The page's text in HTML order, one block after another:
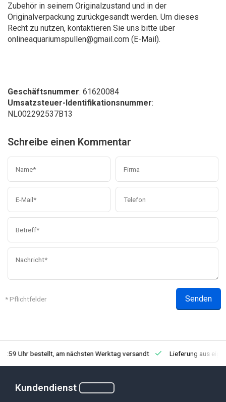
Zubehör in seinem Originalzustand und in der
Originalverpackung zurückgesandt werden. Um dieses
Recht zu nutzen, kontaktieren Sie uns bitte über
onlineaquariumspullen@gmail.com (E-Mail).
Geschäftsnummer: 61620084
Umsatzsteuer-Identifikationsnummer:
NL002292537B13
Schreibe einen Kommentar
* Pflichtfelder Senden
Uhr bestellt, am nächsten Werktag versandt Lieferung aus
Kundendienst